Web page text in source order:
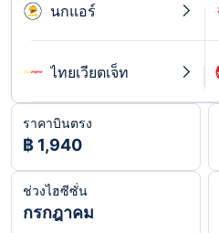
นกแอร์
ไทยเวียตเจ็ท
ราคาบินตรง
฿ 1,940
ช่วงไฮซีซั่น
กรกฎาคม